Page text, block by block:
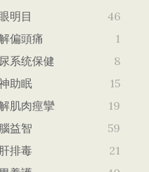
明目
46
偏頭痛
1
系统保健
8
助眠
15
肌肉痙攣
19
益智
59
排毒
21